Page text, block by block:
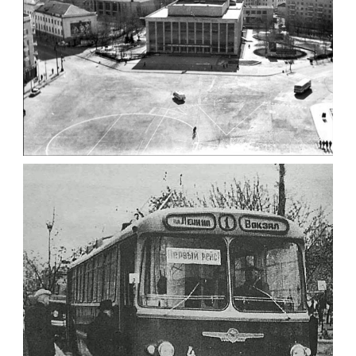
ФОТО ЖИТОМИРА 1982
Фото Житомир (1980-
1990)
Leave a comment